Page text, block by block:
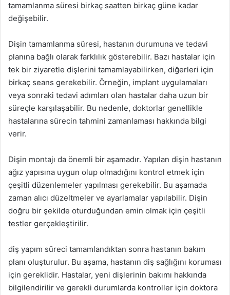
tamamlanma süresi birkaç saatten birkaç güne kadar
değişebilir.
Dişin tamamlanma süresi, hastanın durumuna ve tedavi
planına bağlı olarak farklılık gösterebilir. Bazı hastalar için
tek bir ziyaretle dişlerini tamamlayabilirken, diğerleri için
birkaç seans gerekebilir. Örneğin, implant uygulamaları
veya sonraki tedavi adımları olan hastalar daha uzun bir
süreçle karşılaşabilir. Bu nedenle, doktorlar genellikle
hastalarına sürecin tahmini zamanlaması hakkında bilgi
verir.
Dişin montajı da önemli bir aşamadır. Yapılan dişin hastanın
ağız yapısına uygun olup olmadığını kontrol etmek için
çeşitli düzenlemeler yapılması gerekebilir. Bu aşamada
zaman alıcı düzeltmeler ve ayarlamalar yapılabilir. Dişin
doğru bir şekilde oturduğundan emin olmak için çeşitli
testler gerçekleştirilir.
diş yapım süreci tamamlandıktan sonra hastanın bakım
planı oluşturulur. Bu aşama, hastanın diş sağlığını koruması
için gereklidir. Hastalar, yeni dişlerinin bakımı hakkında
bilgilendirilir ve gerekli durumlarda kontroller için doktora